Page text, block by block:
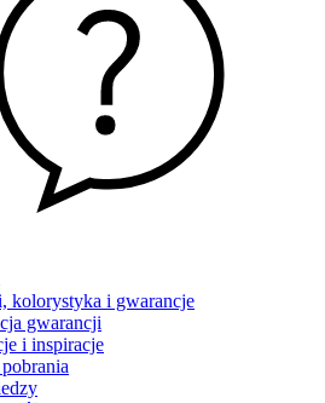
kolorystyka i gwarancje
gwarancji
i inspiracje